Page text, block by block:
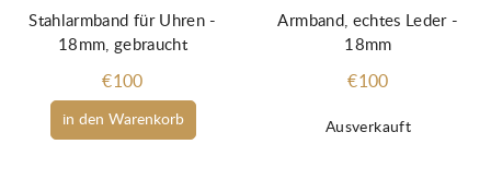
in den Warenkorb
Stahlarmband für Uhren -
18mm, gebraucht
€100
Ausverkauft
Armband, echtes Leder -
18mm
€100